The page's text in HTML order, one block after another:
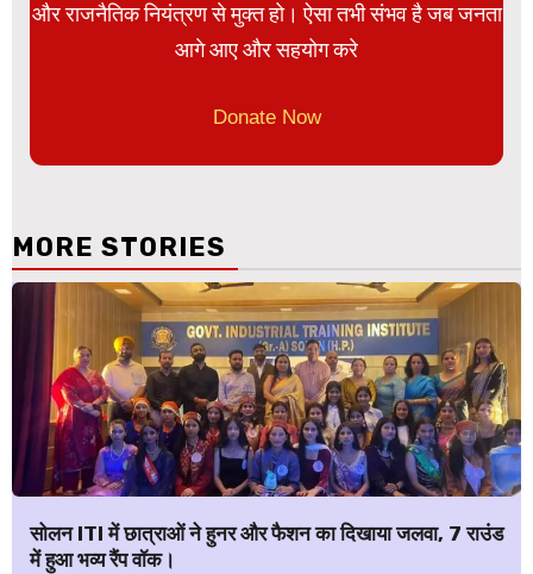
और राजनैतिक नियंत्रण से मुक्त हो। ऐसा तभी संभव है जब जनता
आगे आए और सहयोग करे
Donate Now
MORE STORIES
सोलन ITI में छात्राओं ने हुनर और फैशन का दिखाया जलवा, 7 राउंड
में हुआ भव्य रैंप वॉक।